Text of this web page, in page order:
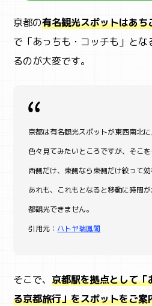
京都の有名観光スポットはあち
で「あっちも・コッチも」と
るのが大変です。
京都は有名観光スポットが東西南北に
色々見てみたいところですが、そこ
西側だけ、東側なら東側だけ絞って効
あれも、これもとなると移動に時間
都観光できません。
引用元： ハトヤ瑞鳳閣
そこで、京都駅を拠点として
る京都旅行」をスポットをご案